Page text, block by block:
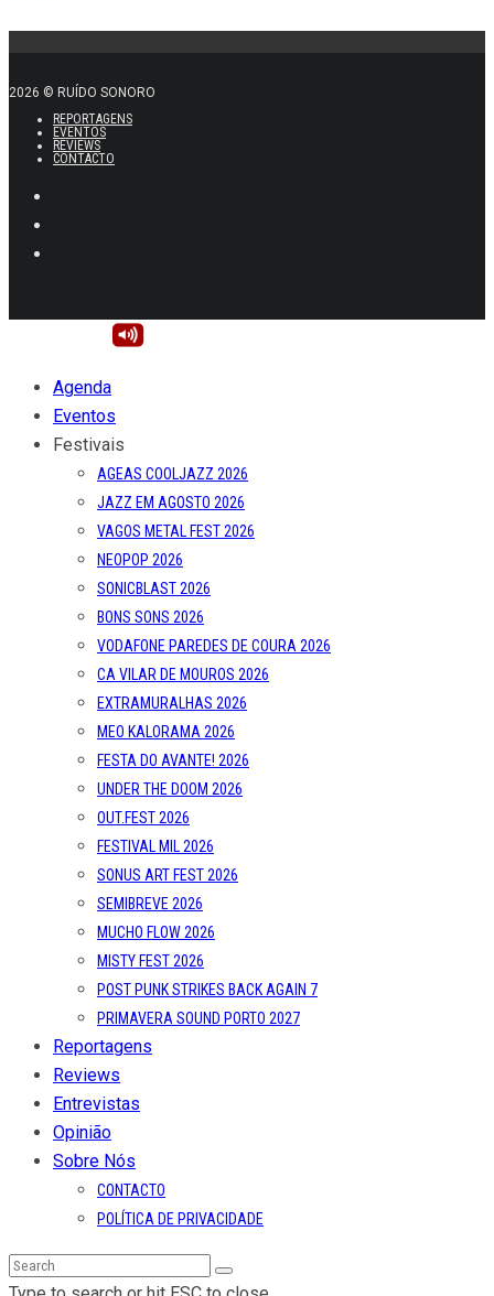
2026 © RUÍDO SONORO
REPORTAGENS
EVENTOS
REVIEWS
CONTACTO
Agenda
Eventos
Festivais
AGEAS COOLJAZZ 2026
JAZZ EM AGOSTO 2026
VAGOS METAL FEST 2026
NEOPOP 2026
SONICBLAST 2026
BONS SONS 2026
VODAFONE PAREDES DE COURA 2026
CA VILAR DE MOUROS 2026
EXTRAMURALHAS 2026
MEO KALORAMA 2026
FESTA DO AVANTE! 2026
UNDER THE DOOM 2026
OUT.FEST 2026
FESTIVAL MIL 2026
SONUS ART FEST 2026
SEMIBREVE 2026
MUCHO FLOW 2026
MISTY FEST 2026
POST PUNK STRIKES BACK AGAIN 7
PRIMAVERA SOUND PORTO 2027
Reportagens
Reviews
Entrevistas
Opinião
Sobre Nós
CONTACTO
POLÍTICA DE PRIVACIDADE